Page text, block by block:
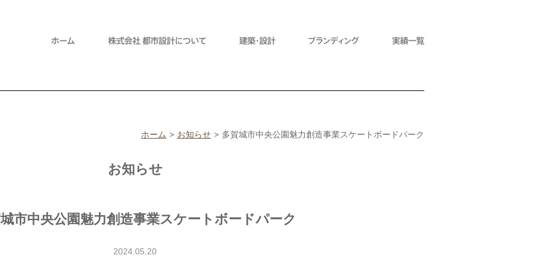
ホーム お知らせ 多賀城市中央公園魅力創造事業スケートボードパーク
お知らせ
市中央公園魅力創造事業スケートボードパーク
2024.05.20